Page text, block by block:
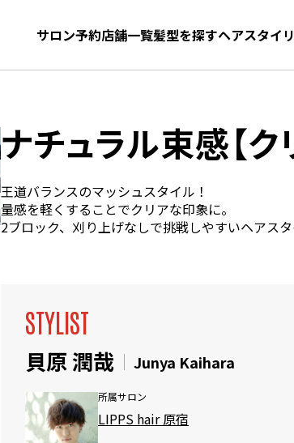
サロン予約店舗一覧髪型を探すヘアスタイ
ナチュラル束感【ク
王道バランスのマッシュスタイル！
量感を軽くすることでクリアな印象に。
2ブロック、刈り上げなしで挑戦しやすいヘアスタ
STYLIST
貝原 潤哉 Junya Kaihara
所属サロン
LIPPS hair 原宿